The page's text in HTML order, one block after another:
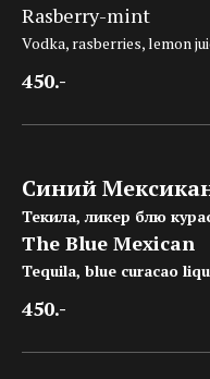
Rasberry-mint
Vodka, rasberries, lemon
450.-
Синий
Текила, ликер блю
The Blue Mexican
Tequila, blue curacao
450.-